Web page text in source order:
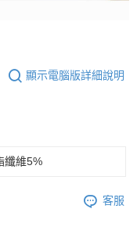
顯示電腦版詳細說明
纖維5%
客服